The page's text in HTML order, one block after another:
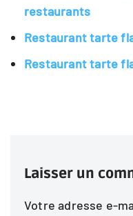
restaurants
Restaurant tarte
Restaurant tarte
Laisser un
Votre adresse e-